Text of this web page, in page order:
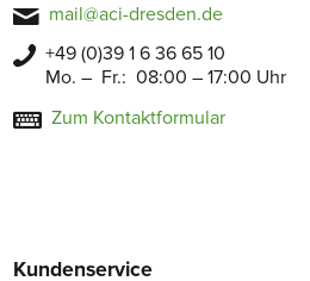
mail@aci-dresden.de
+49 (0)39 1 6 36 65 10
Mo. – Fr.: 08:00 – 17:00 Uhr
Zum Kontaktformular
Kundenservice